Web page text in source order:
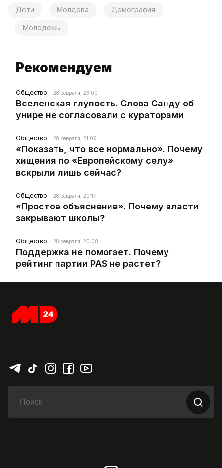
Дети Молдова Демография
Молодежь
Рекомендуем
Общество 28 февраля, 23:00
Вселенская глупость. Слова Санду об
унире не согласовали с кураторами
Общество 28 февраля, 21:09
«Показать, что все нормально». Почему
хищения по «Европейскому селу»
вскрыли лишь сейчас?
Общество 28 февраля, 20:17
«Простое объяснение». Почему власти
закрывают школы?
Общество 28 февраля, 20:08
Поддержка не помогает. Почему
рейтинг партии PAS не растет?